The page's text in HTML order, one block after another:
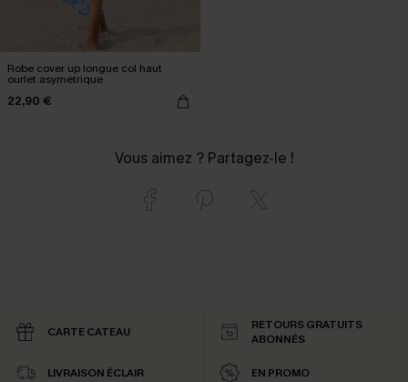
Robe cover up longue col haut
ourlet asymétrique
22,90 €
Vous aimez ? Partagez-le !
CARTE CATEAU
RETOURS GRATUITS
ABONNÉS
LIVRAISON ÉCLAIR EN PROMO